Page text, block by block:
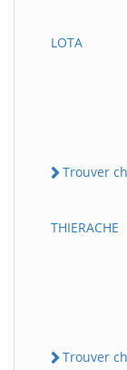
LOTA
Trouver
THIERACHE
Trouver